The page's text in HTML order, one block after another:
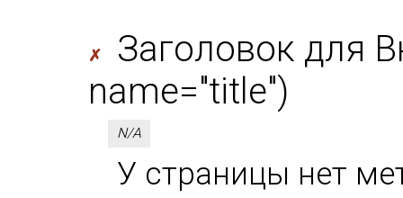
✗
Заголовок для
name="title")
N/A
У страницы нет